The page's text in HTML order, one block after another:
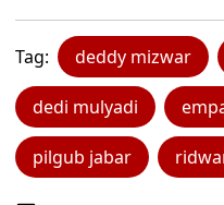
Tag: deddy mizwar
dedi mulyadi
pilgub jabar